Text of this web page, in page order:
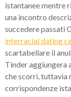
istantanee mentre
una incontro
succedere passati
interracial dating
scartabellare il
Tinder aggiungera
che scorri, tuttavia
corrispondenze